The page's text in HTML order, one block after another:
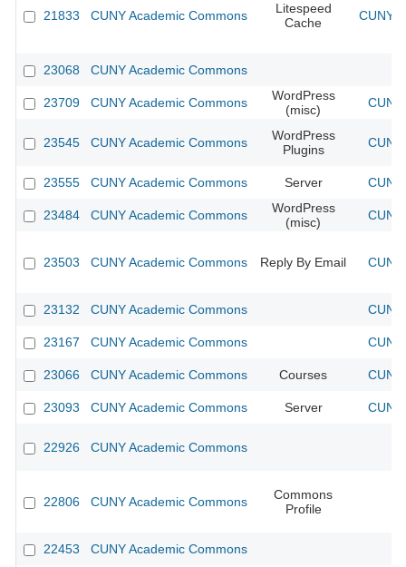
21833 CUNY Academic Commons
Litespeed
Cache
CUNY
23068 CUNY Academic Commons
23709 CUNY Academic Commons
WordPress
(misc)
23545 CUNY Academic Commons
WordPress
Plugins
23555 CUNY Academic Commons Server
23484 CUNY Academic Commons
WordPress
(misc)
23503 CUNY Academic Commons Reply By Email
23132 CUNY Academic Commons
23167 CUNY Academic Commons
23066 CUNY Academic Commons Courses
23093 CUNY Academic Commons Server
22926 CUNY Academic Commons
22806 CUNY Academic Commons
Commons
Profile
22453 CUNY Academic Commons